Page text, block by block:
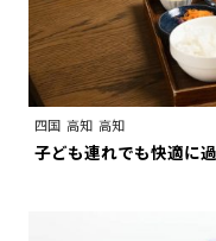
四国 高知 高知
子ども連れでも快適に